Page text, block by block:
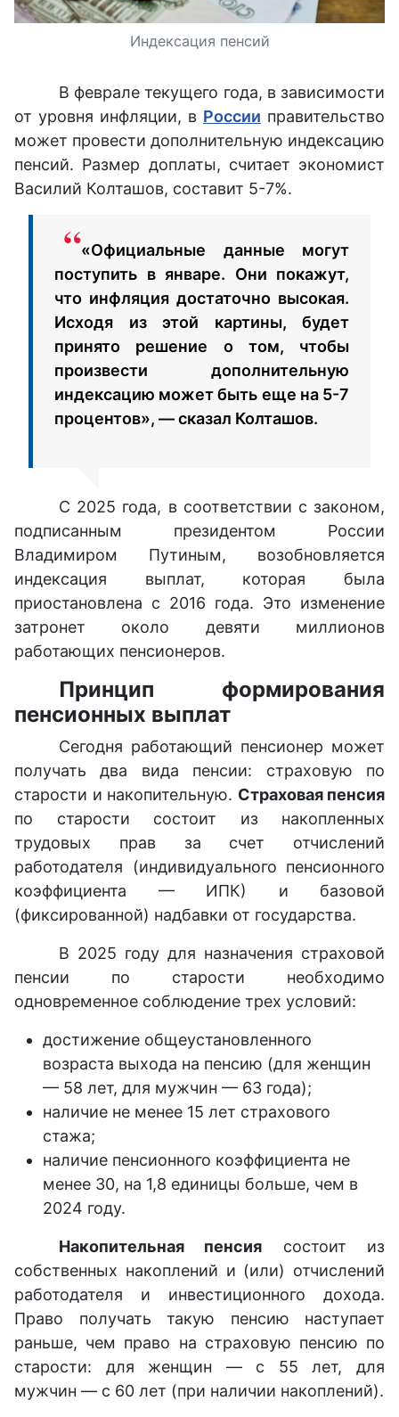
Индексация пенсий
В феврале текущего года, в зависимости
от уровня инфляции, в России правительство
может провести дополнительную индексацию
пенсий. Размер доплаты, считает экономист
Василий Колташов, составит 5-7%.
«Официальные данные могут
поступить в январе. Они покажут,
что инфляция достаточно высокая.
Исходя из этой картины, будет
принято решение о том, чтобы
произвести дополнительную
индексацию может быть еще на 5-7
процентов», — сказал Колташов.
С 2025 года, в соответствии с законом,
подписанным президентом России
Владимиром Путиным, возобновляется
индексация выплат, которая была
приостановлена с 2016 года. Это изменение
затронет около девяти миллионов
работающих пенсионеров.
Принцип формирования
пенсионных выплат
Сегодня работающий пенсионер может
получать два вида пенсии: страховую по
старости и накопительную. Страховая пенсия
по старости состоит из накопленных
трудовых прав за счет отчислений
работодателя (индивидуального пенсионного
коэффициента — ИПК) и базовой
(фиксированной) надбавки от государства.
В 2025 году для назначения страховой
пенсии по старости необходимо
одновременное соблюдение трех условий:
достижение общеустановленного
возраста выхода на пенсию (для женщин
— 58 лет, для мужчин — 63 года);
наличие не менее 15 лет страхового
стажа;
наличие пенсионного коэффициента не
менее 30, на 1,8 единицы больше, чем в
2024 году.
Накопительная пенсия состоит из
собственных накоплений и (или) отчислений
работодателя и инвестиционного дохода.
Право получать такую пенсию наступает
раньше, чем право на страховую пенсию по
старости: для женщин — с 55 лет, для
мужчин — с 60 лет (при наличии накоплений).